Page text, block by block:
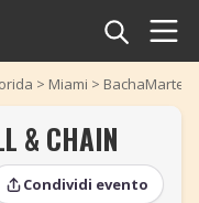
> Miami >
& CHAIN
Condividi evento